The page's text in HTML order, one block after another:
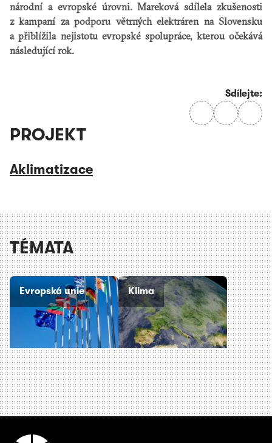
národní a evropské úrovni. Mareková sdílela zkušenosti
z kampaní za podporu větrných elektráren na Slovensku
a přiblížila nejistotu evropské spolupráce, kterou očekává
následující rok.
Sdílejte:
PROJEKT
Aklimatizace
TÉMATA
Evropská unie Klima